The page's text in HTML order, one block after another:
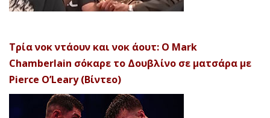
Τρία νοκ ντάουν και νοκ άουτ: Ο Mark
Chamberlain σόκαρε το Δουβλίνο σε ματσάρα με
Pierce O’Leary (Βίντεο)